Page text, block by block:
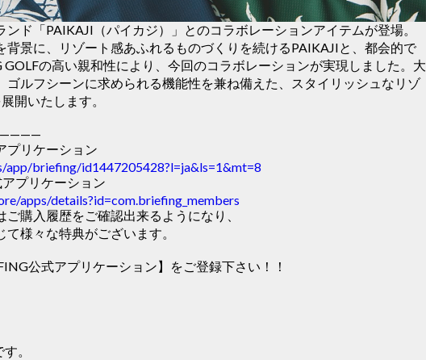
ド「PAIKAJI（パイカジ）」とのコラボレーションアイテムが登場。
背景に、リゾート感あふれるものづくりを続けるPAIKAJIと、都会的で
の高い親和性により、今回のコラボレーションが実現しました。大
ゴルフシーンに求められる機能性を兼ね備えた、スタイリッシュなリゾ
開いたします。
リケーション
app/briefing/id1447205428?l=ja&ls=1&mt=8
プリケーション
apps/details?id=com.briefing_members
購入履歴をご確認出来るようになり、
様々な特典がございます。
公式アプリケーション】をご登録下さい！！
。